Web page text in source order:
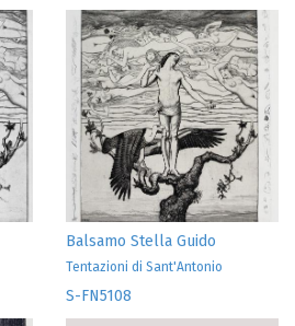
Balsamo Stella Guido
Tentazioni di Sant'Antonio
S-FN5108